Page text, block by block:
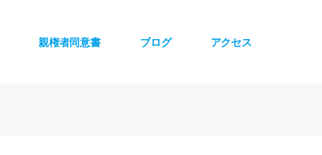
親権者同意書 ブログ アクセス